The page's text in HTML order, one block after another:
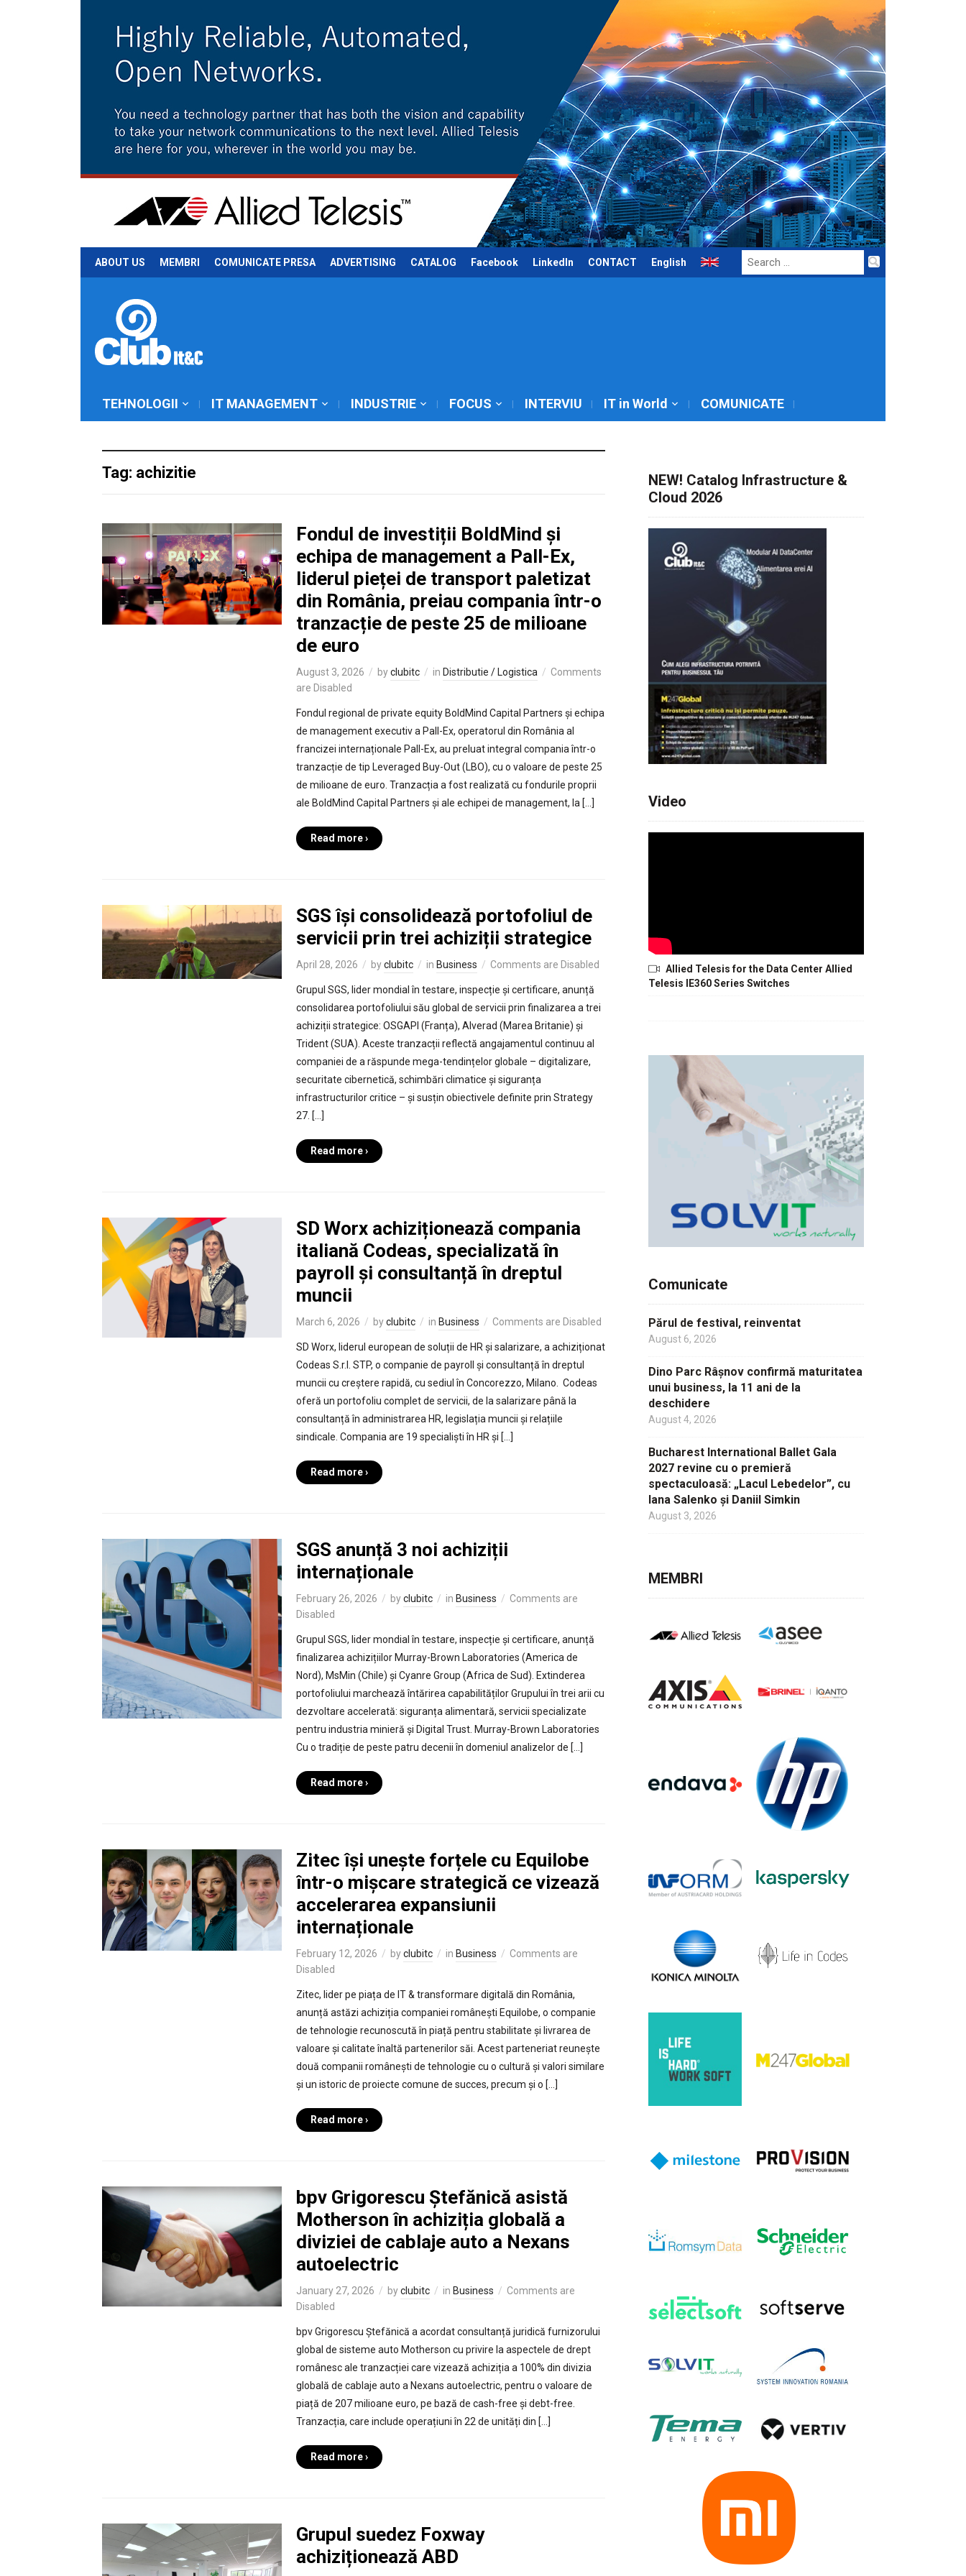
ABOUT US MEMBRI COMUNICATE PRESA ADVERTISING CATALOG Facebook LinkedIn CONTACT English
Search
for:
TEHNOLOGII IT MANAGEMENT INDUSTRIE FOCUS INTERVIU IT in World COMUNICATE
Tag: achizitie
Fondul de investiții BoldMind și
echipa de management a Pall-Ex,
liderul pieței de transport paletizat
din România, preiau compania într-o
tranzacție de peste 25 de milioane
de euro
August 3, 2026 byclubitc in Distributie / Logistica
Comments
are Disabled
Fondul regional de private equity BoldMind Capital Partners și echipa
de management executiv a Pall-Ex, operatorul din România al
francizei internaționale Pall-Ex, au preluat integral compania într-o
tranzacție de tip Leveraged Buy-Out (LBO), cu o valoare de peste 25
de milioane de euro. Tranzacția a fost realizată cu fondurile proprii
ale BoldMind Capital Partners și ale echipei de management, la […]
Read more ›
SGS își consolidează portofoliul de
servicii prin trei achiziții strategice
April 28, 2026 byclubitc in Business Comments are Disabled
Grupul SGS, lider mondial în testare, inspecție și certificare, anunță
consolidarea portofoliului său global de servicii prin finalizarea a trei
achiziții strategice: OSGAPI (Franța), Alverad (Marea Britanie) și
Trident (SUA). Aceste tranzacții reflectă angajamentul continuu al
companiei de a răspunde mega-tendințelor globale – digitalizare,
securitate cibernetică, schimbări climatice și siguranța
infrastructurilor critice – și susțin obiectivele definite prin Strategy
27. […]
Read more ›
SD Worx achiziționează compania
italiană Codeas, specializată în
payroll și consultanță în dreptul
muncii
March 6, 2026 byclubitc in Business Comments are Disabled
SD Worx, liderul european de soluții de HR și salarizare, a achiziționat
Codeas S.r.l. STP, o companie de payroll și consultanță în dreptul
muncii cu creștere rapidă, cu sediul în Concorezzo, Milano. Codeas
oferă un portofoliu complet de servicii, de la salarizare până la
consultanță în administrarea HR, legislația muncii și relațiile
sindicale. Compania are 19 specialiști în HR și […]
Read more ›
SGS anunță 3 noi achiziții
internaționale
February 26, 2026 byclubitc in Business
Comments are
Disabled
Grupul SGS, lider mondial în testare, inspecție și certificare, anunță
finalizarea achizițiilor Murray-Brown Laboratories (America de
Nord), MsMin (Chile) și Cyanre Group (Africa de Sud). Extinderea
portofoliului marchează întărirea capabilităților Grupului în trei arii cu
dezvoltare accelerată: siguranța alimentară, servicii specializate
pentru industria minieră și Digital Trust. Murray-Brown Laboratories
Cu o tradiție de peste patru decenii în domeniul analizelor de […]
Read more ›
Zitec își unește forțele cu Equilobe
într-o mișcare strategică ce vizează
accelerarea expansiunii
internaționale
February 12, 2026 byclubitc in Business
Comments are
Disabled
Zitec, lider pe piața de IT & transformare digitală din România,
anunță astăzi achiziția companiei românești Equilobe, o companie
de tehnologie recunoscută în piață pentru stabilitate și livrarea de
valoare și calitate înaltă partenerilor săi. Acest parteneriat reunește
două companii românești de tehnologie cu o cultură și valori similare
și un istoric de proiecte comune de succes, precum și o […]
Read more ›
bpv Grigorescu Ștefănică asistă
Motherson în achiziția globală a
diviziei de cablaje auto a Nexans
autoelectric
January 27, 2026 byclubitc in Business
Comments are
Disabled
bpv Grigorescu Ștefănică a acordat consultanță juridică furnizorului
global de sisteme auto Motherson cu privire la aspectele de drept
românesc ale tranzacției care vizează achiziția a 100% din divizia
globală de cablaje auto a Nexans autoelectric, pentru o valoare de
piață de 207 milioane euro, pe bază de cash-free și debt-free.
Tranzacția, care include operațiuni în 22 de unități din […]
Read more ›
Grupul suedez Foxway
achiziționează ABD
NEW! Catalog Infrastructure &
Cloud 2026
Video
Allied Telesis for the Data Center Allied
Telesis IE360 Series Switches
Comunicate
Părul de festival, reinventat
August 6, 2026
Dino Parc Râșnov confirmă maturitatea
unui business, la 11 ani de la
deschidere
August 4, 2026
Bucharest International Ballet Gala
2027 revine cu o premieră
spectaculoasă: „Lacul Lebedelor”, cu
Iana Salenko și Daniil Simkin
August 3, 2026
MEMBRI